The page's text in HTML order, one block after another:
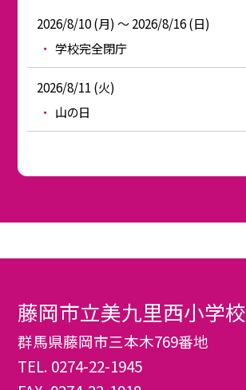
2026/8/10 (月) ～ 2026/8/16 (日)
学校完全閉庁
2026/8/11 (火)
山の日
藤岡市立美九里西小学校
群馬県藤岡市三本木769番地
TEL. 0274-22-1945